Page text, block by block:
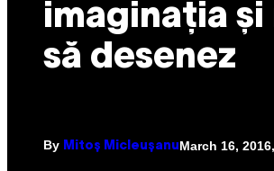
imaginația
să desenez
By Mitoș Micleușanu March 16,